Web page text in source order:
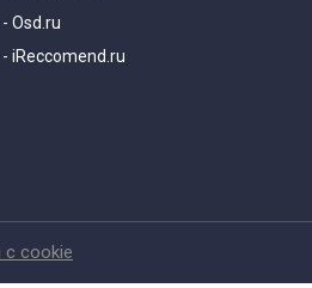
- Osd.ru
- iReccomend.ru
с cookie